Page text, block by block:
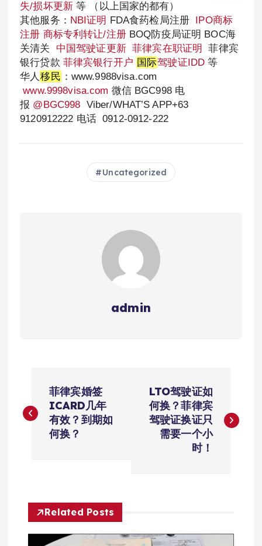
失/损坏更新等 （以上国家的都有）
其他服务： NBI证明 FDA食药检局注册 IPO商标
注册 商标专利转让/注册BOQ防疫局证明 BOC海
关清关 中国驾驶证更新 菲律宾在职证明
菲律宾
银行贷款 菲律宾银行开户 国际驾驶证IDD 等
华人 移民 ：www.9988visa.com
www.9998visa.com 微信 BGC998 电
报 @BGC998 Viber/WHAT’S APP+63
9120912222 电话 0912-0912-222
Uncategorized
admin
章
菲律宾婚签
ICARD几年
有效？到期如
何换？
LTO驾驶证如
何换？菲律宾
驾驶证换证只
需要一个小
时！
Related Posts